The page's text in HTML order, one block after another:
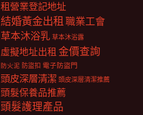
租營業登記地址
結婚黃金出租職業工會
草本沐浴乳 草本沐浴露
虛擬地址出租 金價查詢
防火泥 防盜扣 電子防盜門
頭皮深層清潔 頭皮深層清潔推薦
頭髮保養品推薦
頭髮護理產品